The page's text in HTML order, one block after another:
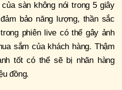
sàn không nói trong 5 giây
bảo năng lượng, thần sắc
phiên live có thể gây ảnh
sắm của khách hàng. Thậm
tốt có thể sẽ bị nhãn hàng
đồng.